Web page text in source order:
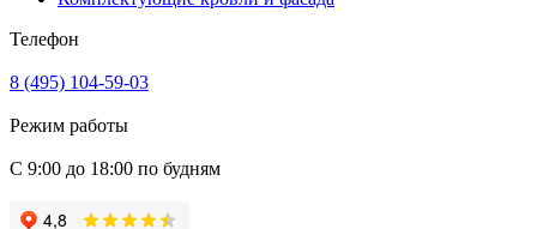
Телефон
8 (495) 104-59-03
Режим работы
С 9:00 до 18:00 по будням